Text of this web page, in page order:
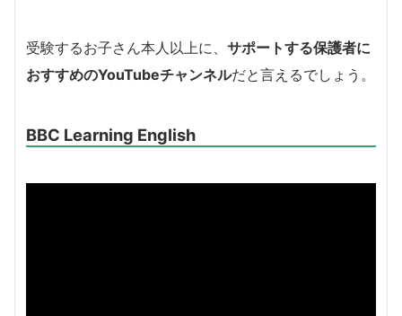
受験するお子さん本人以上に、 サポートする保護者に
おすすめのYouTubeチャンネルだと言えるでしょう。
BBC Learning English